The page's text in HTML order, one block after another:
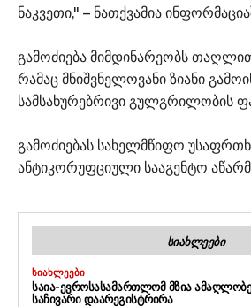
ნაკვეთი," – ნათქვამია
გამოძიება მიმდინარეობს
რამაც მნიშვნელოვანი ზიანი
სამსახურებრივი გულგრილობის
გამოძიებას სახელმწიფო
ანტიკორუფციული სააგენტო
ᲡᲘᲐᲮᲚᲔᲔᲑᲘ
ᲡᲘᲐᲮᲚᲔᲔᲑᲘ
ᲡᲐᲘᲐ-ᲔᲕᲠᲝᲡᲐᲡᲐᲛᲐᲠᲗᲚᲝᲛ ᲛᲖᲘᲐ
ᲡᲐᲩᲘᲕᲐᲠᲘ ᲓᲐᲐᲠᲔᲒᲘᲡᲢᲠᲘᲠᲐ